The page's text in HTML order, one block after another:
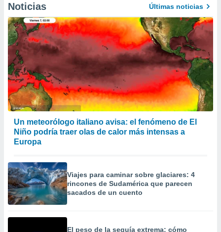
Noticias Últimas noticias
Un meteorólogo italiano avisa: el fenómeno de El
Niño podría traer olas de calor más intensas a
Europa
Viajes para caminar sobre glaciares: 4
rincones de Sudamérica que parecen
sacados de un cuento
El peso de la sequía extrema: cómo